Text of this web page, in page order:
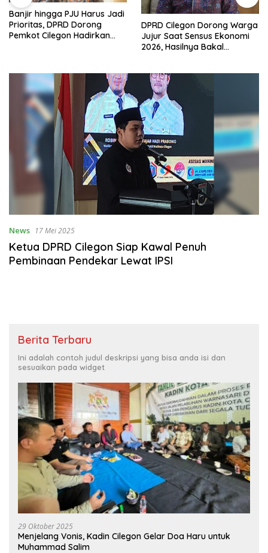
Banjir hingga PJU Harus Jadi
Prioritas, DPRD Dorong
Pemkot Cilegon Hadirkan
DPRD Cilegon Dorong Warga
Jujur Saat Sensus Ekonomi
2026, Hasilnya Bakal
News 17 Mei 2025
Ketua DPRD Cilegon Siap Kawal Penuh
Pembinaan Pendekar Lewat IPSI
Berita Terbaru
Ini adalah contoh judul deskripsi yang bisa anda isi dan
sesuaikan pada widget
29 Oktober 2025
Menjelang Vonis, Kadin Cilegon Gelar Doa Haru untuk
Muhammad Salim